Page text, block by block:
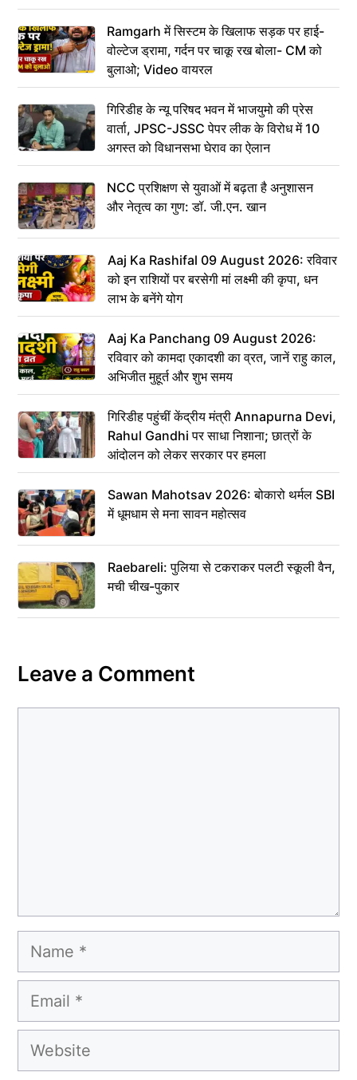
Ramgarh में सिस्टम के खिलाफ सड़क पर हाई-
वोल्टेज ड्रामा, गर्दन पर चाकू रख बोला- CM को
बुलाओ; Video वायरल
गिरिडीह के न्यू परिषद भवन में भाजयुमो की प्रेस
वार्ता, JPSC-JSSC पेपर लीक के विरोध में 10
अगस्त को विधानसभा घेराव का ऐलान
NCC प्रशिक्षण से युवाओं में बढ़ता है अनुशासन
और नेतृत्व का गुण: डॉ. जी.एन. खान
Aaj Ka Rashifal 09 August 2026: रविवार
को इन राशियों पर बरसेगी मां लक्ष्मी की कृपा, धन
लाभ के बनेंगे योग
Aaj Ka Panchang 09 August 2026:
रविवार को कामदा एकादशी का व्रत, जानें राहु काल,
अभिजीत मुहूर्त और शुभ समय
गिरिडीह पहुंचीं केंद्रीय मंत्री Annapurna Devi,
Rahul Gandhi पर साधा निशाना; छात्रों के
आंदोलन को लेकर सरकार पर हमला
Sawan Mahotsav 2026: बोकारो थर्मल SBI
में धूमधाम से मना सावन महोत्सव
Raebareli: पुलिया से टकराकर पलटी स्कूली वैन,
मची चीख-पुकार
Leave a Comment
Name
Email
Website